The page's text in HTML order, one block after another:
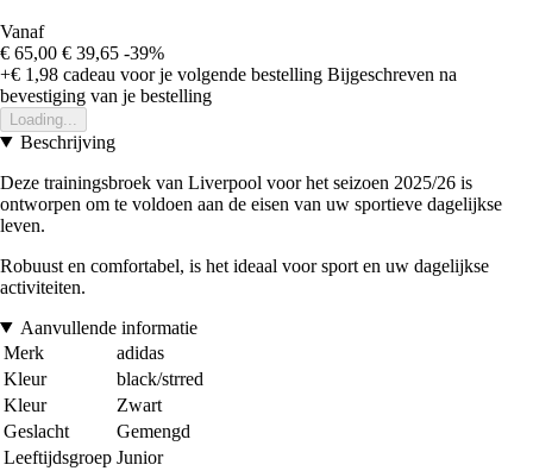
Vanaf
€ 65,00 € 39,65 -39%
+€ 1,98 cadeau voor je volgende bestelling Bijgeschreven na
bevestiging van je bestelling
Loading...
Beschrijving
Deze trainingsbroek van Liverpool voor het seizoen 2025/26 is
ontworpen om te voldoen aan de eisen van uw sportieve dagelijkse
leven.
Robuust en comfortabel, is het ideaal voor sport en uw dagelijkse
activiteiten.
Aanvullende informatie
Merk
adidas
Kleur
black/strred
Kleur
Zwart
Geslacht
Gemengd
Leeftijdsgroep Junior